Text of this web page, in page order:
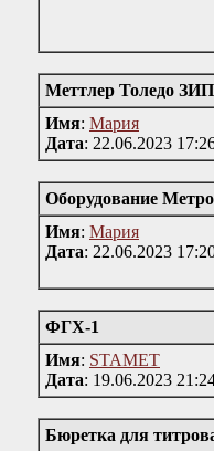
Меттлер Толедо
Имя: Мария
Дата: 22.06.2023
Оборудование
Имя: Мария
Дата: 22.06.2023
ФГХ-1
Имя: STAMET
Дата: 19.06.2023
Бюретка для